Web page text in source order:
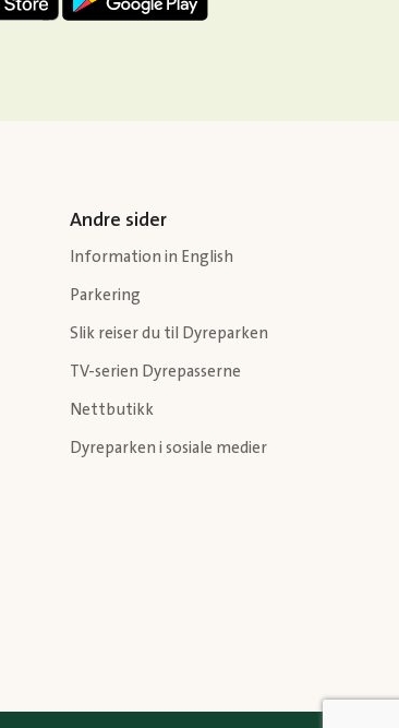
Andre sider
Information in English
Parkering
Slik reiser du til Dyreparken
TV-serien Dyrepasserne
Nettbutikk
Dyreparken i sosiale medier